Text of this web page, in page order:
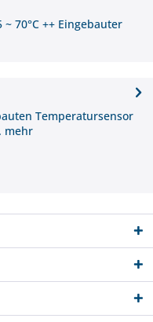
70°C ++ Eingebauter
Temperatursensor
mehr